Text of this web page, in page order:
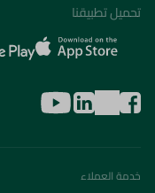
تحميل تطبيقنا
خدمة العملاء